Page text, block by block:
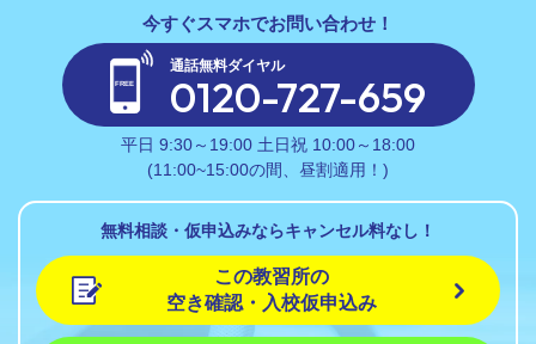
通話無料ダイヤル
0120-727-659
平日 9:30～19:00 土日祝 10:00～18:00
(11:00~15:00の間、昼割適用！)
無料相談・仮申込みならキャンセル料なし！
この教習所の
空き確認・入校仮申込み